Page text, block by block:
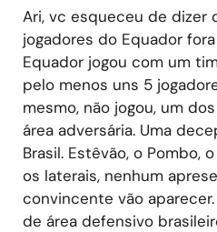
Ari, vc esqueceu de dizer
jogadores do Equador
Equador jogou com um
pelo menos uns 5
mesmo, não jogou, um
área adversária. Uma
Brasil. Estêvão, o Pombo,
os laterais, nenhum
convincente vão
de área defensivo